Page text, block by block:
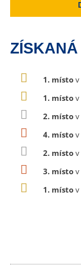
ZÍSKANÁ
1. místo v
1. místo v
2. místo v
4. místo v
2. místo v
3. místo v
1. místo v